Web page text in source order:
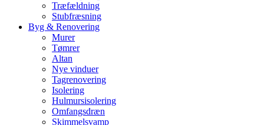
Træfældning
Stubfræsning
Byg & Renovering
Murer
Tømrer
Altan
Nye vinduer
Tagrenovering
Isolering
Hulmursisolering
Omfangsdræn
Skimmelsvamp